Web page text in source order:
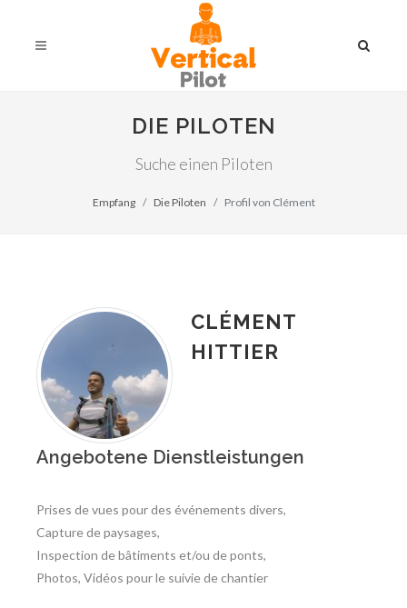
DIE PILOTEN
Suche einen Piloten
Empfang Die Piloten Profil von Clément
CLÉMENT
HITTIER
Angebotene Dienstleistungen
Prises de vues pour des événements divers,
Capture de paysages,
Inspection de bâtiments et/ou de ponts,
Photos, Vidéos pour le suivie de chantier